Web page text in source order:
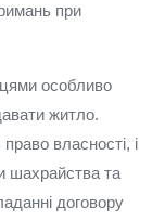
при
особливо
житло.
власності, і
шахрайства та
договору